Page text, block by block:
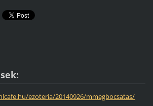
ezoteria/20140926/mmegbocsatas/